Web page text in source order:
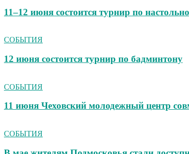
11–12 июня состоится турнир по
СОБЫТИЯ
12 июня состоится турнир по бадминтону
СОБЫТИЯ
11 июня Чеховский молодежный центр
СОБЫТИЯ